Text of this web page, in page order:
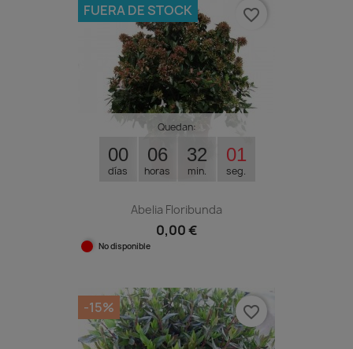
Quedan:
00
días
06
horas
32
min.
00
seg.
Abelia Floribunda
0,00 €
No disponible
FUERA DE STOCK favorite_border
-15% favorite_border